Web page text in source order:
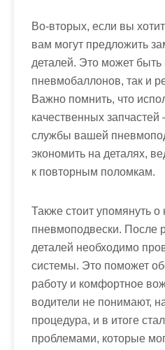
Во-вторых, если вы
вам могут предложить
деталей. Это может быть
пневмобаллонов, так и
Важно помнить, что
качественных запчастей
службы вашей
экономить на деталях,
к повторным поломкам.
Также стоит упомянуть о
пневмоподвески. После
деталей необходимо
системы. Это поможет
работу и комфортное
водители не понимают,
процедура, и в итоге
проблемами, которые